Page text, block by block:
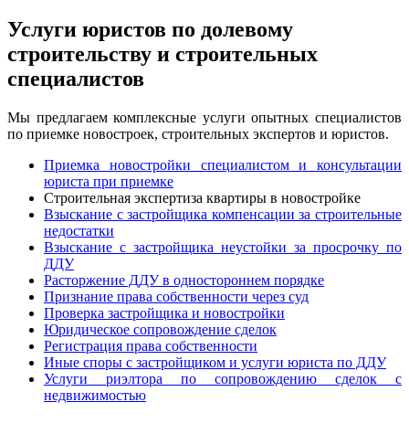
Услуги юристов по долевому
строительству и строительных
специалистов
Мы предлагаем комплексные услуги опытных специалистов
по приемке новостроек, строительных экспертов и юристов.
Приемка новостройки специалистом и консультации
юриста при приемке
Строительная экспертиза квартиры в новостройке
Взыскание с застройщика компенсации за строительные
недостатки
Взыскание с застройщика неустойки за просрочку по
ДДУ
Расторжение ДДУ в одностороннем порядке
Признание права собственности через суд
Проверка застройщика и новостройки
Юридическое сопровождение сделок
Регистрация права собственности
Иные споры с застройщиком и услуги юриста по ДДУ
Услуги риэлтора по сопровождению сделок с
недвижимостью